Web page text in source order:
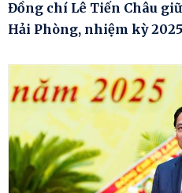
Đồng chí Lê Tiến Châu
Hải Phòng, nhiệm kỳ